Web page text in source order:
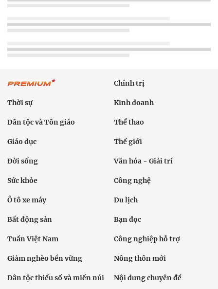
Chính trị
Thời sự Kinh doanh
Dân tộc và Tôn giáo Thể thao
Giáo dục Thế giới
Đời sống Văn hóa - Giải trí
Sức khỏe Công nghệ
Ô tô xe máy Du lịch
Bất động sản Bạn đọc
Tuần Việt Nam Công nghiệp hỗ trợ
Giảm nghèo bền vững Nông thôn mới
Dân tộc thiểu số và miền núi Nội dung chuyên đề